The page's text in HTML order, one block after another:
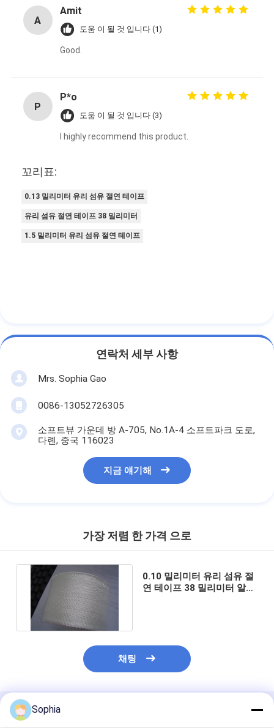
점착성 절연 테이프
유리 섬유 절연 테이프
유리 섬유 접착 테이프
폴리 이미드 필름 접착 테이프
포일 표정 크라프트 지
알루미늄 호일 유리 섬유
PET 접착 테이프
정밀 인베스트먼트 주조
전기 단열판
A
Amit
도움 이 될 것 입니다 (1)
Good.
P
P*o
도움 이 될 것 입니다 (3)
I highly recommend this product.
꼬리표:
0.13 밀리미터 유리 섬유 절연 테이프
유리 섬유 절연 테이프 38 밀리미터
1.5 밀리미터 유리 섬유 절연 테이프
연락처 세부 사항
Mrs. Sophia Gao
0086-13052726305
소프트뷰 가운데 방 A-705, No.1A-4 소프트파크 도로,
다롄, 중국 116023
지금 얘기해
가장 저렴 한 가격 으로
0.10 밀리미터 유리 섬유 절
연 테이프 38 밀리미터 알루
채팅
추천된 제품
Sophia